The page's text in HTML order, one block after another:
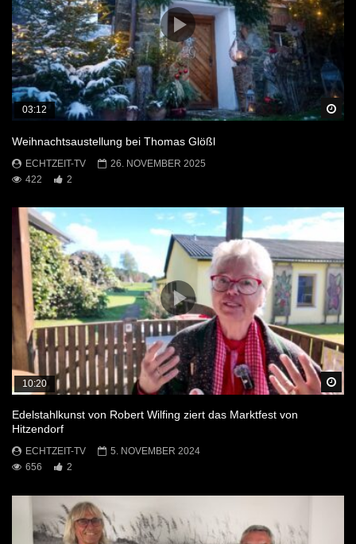
03:12
Weihnachtsaustellung bei Thomas Glößl
ECHTZEIT-TV
26. NOVEMBER 2025
422
2
10:20
Edelstahlkunst von Robert Wilfing ziert das Marktfest von
Hitzendorf
ECHTZEIT-TV
5. NOVEMBER 2024
656
2